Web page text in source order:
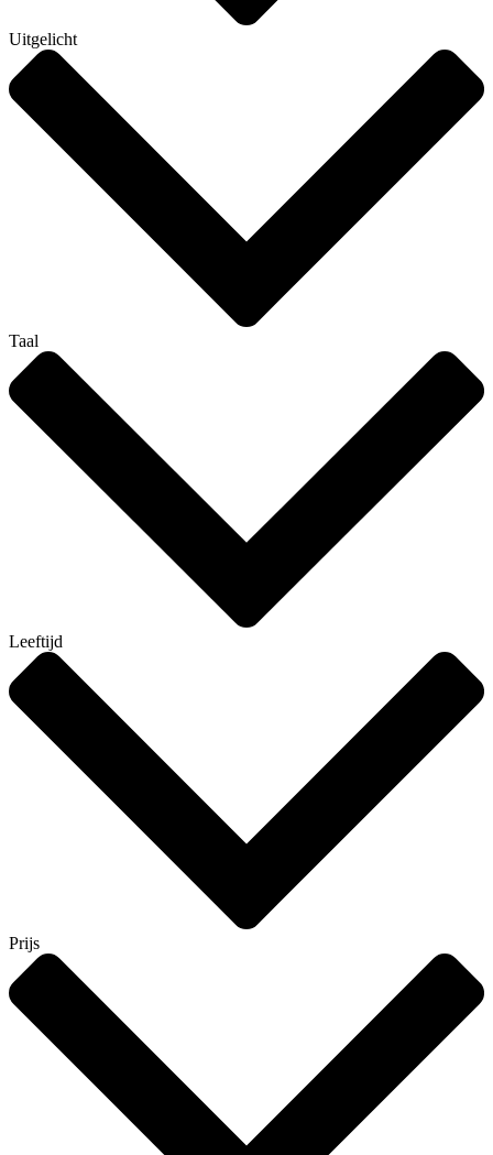
Uitgelicht
Taal
Leeftijd
Prijs